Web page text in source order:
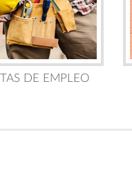
DE EMPLEO